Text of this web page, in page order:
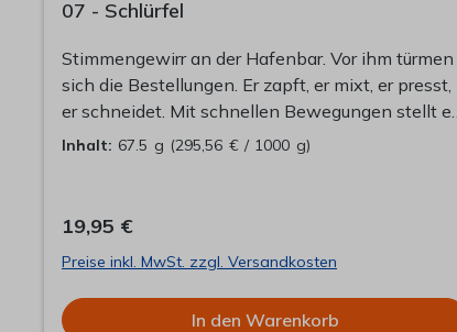
07 - Schlürfel
Stimmengewirr an der Hafenbar. Vor ihm türmen
sich die Bestellungen. Er zapft, er mixt, er presst,
er schneidet. Mit schnellen Bewegungen stellt er
die Getränke auf die Bar. Für einen Moment hält er
der Anklang von Rosenblüten. Er öffnet die
Augen. Ihre Blicke treffen sich. Sie lächelt. Er
nimmt noch einen Schluck.
Inhalt: 67.5 g (295,56 € / 1000 g)
19,95 €
Preise inkl. MwSt. zzgl. Versandkosten
In den Warenkorb